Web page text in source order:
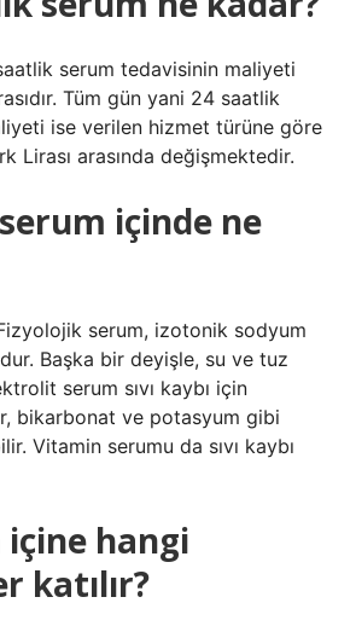
serum tedavisinin maliyeti
Tüm gün yani 24 saatlik
ise verilen hizmet türüne göre
Lirası arasında değişmektedir.
içinde ne
serum, izotonik sodyum
Başka bir deyişle, su ve tuz
serum sıvı kaybı için
bikarbonat ve potasyum gibi
Vitamin serumu da sıvı kaybı
hangi
katılır?